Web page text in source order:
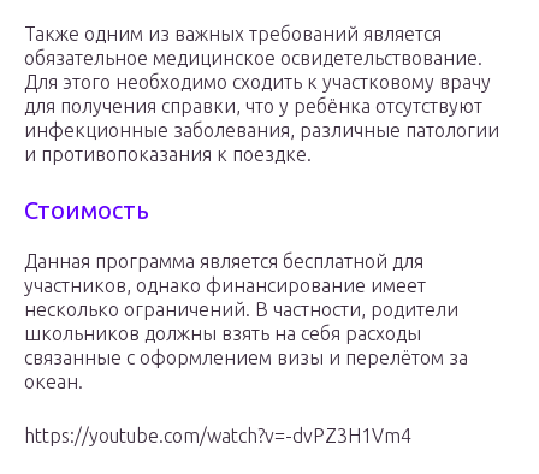
Также одним из важных требований является
обязательное медицинское освидетельствование.
Для этого необходимо сходить к участковому врачу
для получения справки, что у ребёнка отсутствуют
инфекционные заболевания, различные патологии
и противопоказания к поездке.
Стоимость
Данная программа является бесплатной для
участников, однако финансирование имеет
несколько ограничений. В частности, родители
школьников должны взять на себя расходы
связанные с оформлением визы и перелётом за
океан.
https://youtube.com/watch?v=-dvPZ3H1Vm4